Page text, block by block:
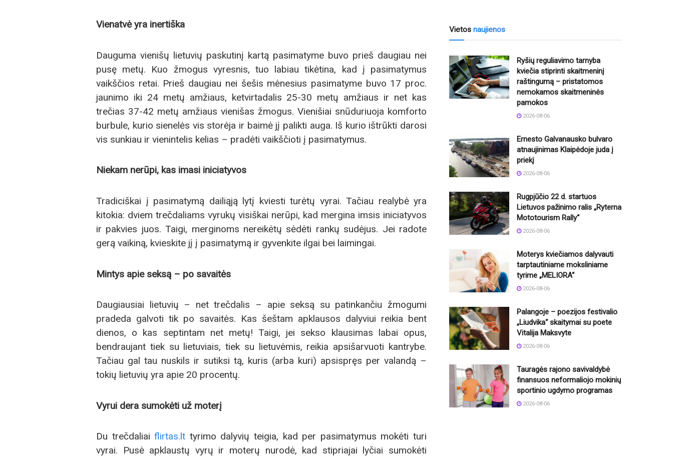
Vienatvė yra inertiška
Dauguma vienišų lietuvių paskutinį kartą pasimatyme buvo prieš daugiau nei
pusę metų. Kuo žmogus vyresnis, tuo labiau tikėtina, kad į pasimatymus
vaikščios retai. Prieš daugiau nei šešis mėnesius pasimatyme buvo 17 proc.
jaunimo iki 24 metų amžiaus, ketvirtadalis 25-30 metų amžiaus ir net kas
trečias 37-42 metų amžiaus vienišas žmogus. Vienišiai snūduriuoja komforto
burbule, kurio sienelės vis storėja ir baimė jį palikti auga. Iš kurio ištrūkti darosi
vis sunkiau ir vienintelis kelias – pradėti vaikščioti į pasimatymus.
Niekam nerūpi, kas imasi iniciatyvos
Tradiciškai į pasimatymą dailiąją lytį kviesti turėtų vyrai. Tačiau realybė yra
kitokia: dviem trečdaliams vyrukų visiškai nerūpi, kad mergina imsis iniciatyvos
ir pakvies juos. Taigi, merginoms nereikėtų sėdėti rankų sudėjus. Jei radote
gerą vaikiną, kvieskite jį į pasimatymą ir gyvenkite ilgai bei laimingai.
Mintys apie seksą – po savaitės
Daugiausiai lietuvių – net trečdalis – apie seksą su patinkančiu žmogumi
pradeda galvoti tik po savaitės. Kas šeštam apklausos dalyviui reikia bent
dienos, o kas septintam net metų! Taigi, jei sekso klausimas labai opus,
bendraujant tiek su lietuviais, tiek su lietuvėmis, reikia apsišarvuoti kantrybe.
Tačiau gal tau nuskils ir sutiksi tą, kuris (arba kuri) apsispręs per valandą –
tokių lietuvių yra apie 20 procentų.
Vyrui dera sumokėti už moterį
Du trečdaliaiflirtas.lt tyrimo dalyvių teigia, kad per pasimatymus mokėti turi
vyrai. Pusė apklaustų vyrų ir moterų nurodė, kad stipriajai lyčiai sumokėti
Vietos naujienos
Ryšių reguliavimo tarnyba
kviečia stiprinti skaitmeninį
raštingumą – pristatomos
nemokamos skaitmeninės
pamokos
2026-08-06
Ernesto Galvanausko bulvaro
atnaujinimas Klaipėdoje juda į
priekį
2026-08-06
Rugpjūčio 22 d. startuos
Lietuvos pažinimo ralis „Ryterna
Mototourism Rally“
2026-08-06
Moterys kviečiamos dalyvauti
tarptautiniame moksliniame
tyrime „MELIORA“
2026-08-06
Palangoje – poezijos festivalio
„Liudvika“ skaitymai su poete
Vitalija Maksvyte
2026-08-06
Tauragės rajono savivaldybė
finansuos neformaliojo mokinių
sportinio ugdymo programas
2026-08-06